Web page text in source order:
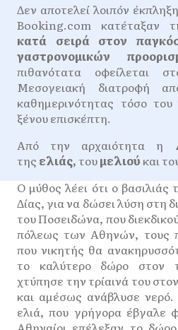
Δεν αποτελεί λοιπόν
Booking.com κατέταξαν
κατά σειρά στον
γαστρονομικών
πιθανότατα οφείλεται
Μεσογειακή διατροφή
καθημερινότητας τόσο
ξένου επισκέπτη.
Από την αρχαιότητα η
της ελιάς,τουμελιού και
Ο μύθος λέει ότι ο
Δίας, για να δώσει λύση στη
του Ποσειδώνα, που
πόλεως των Αθηνών, τους
που νικητής θα
το καλύτερο δώρο στον
χτύπησε την τρίαινά του
και αμέσως ανάβλυσε
ελιά, που γρήγορα έβγαλε